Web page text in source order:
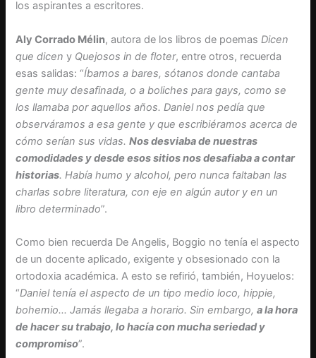
los aspirantes a escritores.
Aly Corrado Mélin, autora de los libros de poemasDicen
que dicen y Quejosos in de floter, entre otros, recuerda
esas salidas: “Íbamos a bares, sótanos donde cantaba
gente muy desafinada, o a boliches para gays, como se
los llamaba por aquellos años. Daniel nos pedía que
observáramos a esa gente y que escribiéramos acerca de
cómo serían sus vidas.Nos desviaba de nuestras
comodidades y desde esos sitios nos desafiaba a contar
historias. Había humo y alcohol, pero nunca faltaban las
charlas sobre literatura, con eje en algún autor y en un
libro determinado”.
Como bien recuerda De Angelis, Boggio no tenía el aspecto
de un docente aplicado, exigente y obsesionado con la
ortodoxia académica. A esto se refirió, también, Hoyuelos:
“Daniel tenía el aspecto de un tipo medio loco, hippie,
bohemio… Jamás llegaba a horario. Sin embargo,a la hora
de hacer su trabajo, lo hacía con mucha seriedad y
compromiso”.